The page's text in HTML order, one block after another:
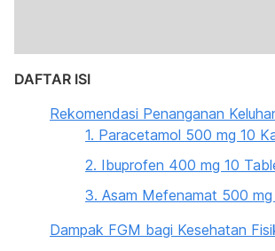
DAFTAR ISI
Rekomendasi Penanganan
1. Paracetamol 500 mg 10
2. Ibuprofen 400 mg 10
3. Asam Mefenamat 500
Dampak FGM bagi Kesehatan